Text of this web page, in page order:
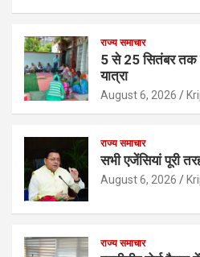
राज्य समाचार
5 से 25 सितंबर तक
यात्रा
August 6, 2026
राज्य समाचार
सभी एजेंसियां पूरी
August 6, 2026
राज्य समाचार